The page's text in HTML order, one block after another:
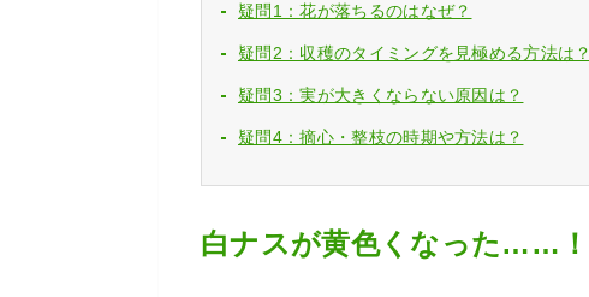
疑問1：花が落ちるのはなぜ？
疑問2：収穫のタイミングを見極める方法は？
疑問3：実が大きくならない原因は？
疑問4：摘心・整枝の時期や方法は？
白ナスが黄色くなった……！